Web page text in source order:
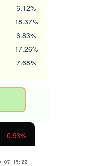
6.12%
18.37%
6.83%
17.26%
7.68%
1.01%